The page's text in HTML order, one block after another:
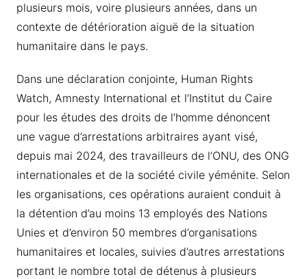
plusieurs mois, voire plusieurs années, dans un
contexte de détérioration aiguë de la situation
humanitaire dans le pays.
Dans une déclaration conjointe, Human Rights
Watch, Amnesty International et l’Institut du Caire
pour les études des droits de l’homme dénoncent
une vague d’arrestations arbitraires ayant visé,
depuis mai 2024, des travailleurs de l’ONU, des ONG
internationales et de la société civile yéménite. Selon
les organisations, ces opérations auraient conduit à
la détention d’au moins 13 employés des Nations
Unies et d’environ 50 membres d’organisations
humanitaires et locales, suivies d’autres arrestations
portant le nombre total de détenus à plusieurs